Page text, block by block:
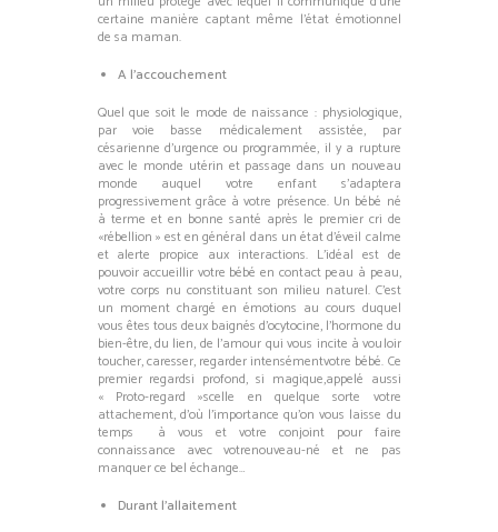
certaine manière captant même l’état émotionnel
de sa maman.
A l’accouchement
Quel que soit le mode de naissance : physiologique,
par voie basse médicalement assistée, par
césarienne d’urgence ou programmée, il y a rupture
avec le monde utérin et passage dans un nouveau
monde auquel votre enfant s’adaptera
progressivement grâce à votre présence. Un bébé né
à terme et en bonne santé après le premier cri de
«rébellion » est en général dans un état d’éveil calme
et alerte propice aux interactions. L’idéal est de
pouvoir accueillir votre bébé en contact peau à peau,
votre corps nu constituant son milieu naturel. C’est
un moment chargé en émotions au cours duquel
vous êtes tous deux baignés d’ocytocine, l’hormone du
bien-être, du lien, de l’amour qui vous incite à vouloir
toucher, caresser, regarder intensémentvotre bébé. Ce
premier regardsi profond, si magique,appelé aussi
« Proto-regard »scelle en quelque sorte votre
attachement, d’où l’importance qu’on vous laisse du
temps à vous et votre conjoint pour faire
connaissance avec votrenouveau-né et ne pas
manquer ce bel échange…
Durant l’allaitement